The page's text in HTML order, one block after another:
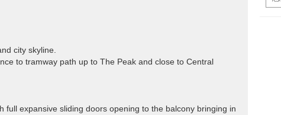
city skyline.
to tramway path up to The Peak and close to Central
full expansive sliding doors opening to the balcony bringing in